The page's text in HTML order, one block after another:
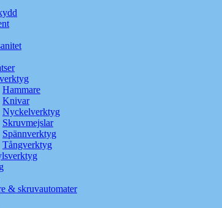
Hammare
Knivar
Nyckelverktyg
Skruvmejslar
Spännverktyg
Tångverktyg
& skruvautomater